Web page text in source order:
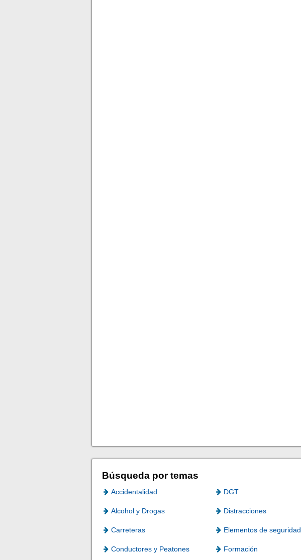
Búsqueda por temas
Accidentalidad DGT
Alcohol y Drogas Distracciones
Carreteras Elementos de seguridad
Conductores y Peatones Formación